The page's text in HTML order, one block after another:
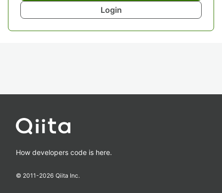
Login
How developers code is here.
© 2011-2026 Qiita Inc.